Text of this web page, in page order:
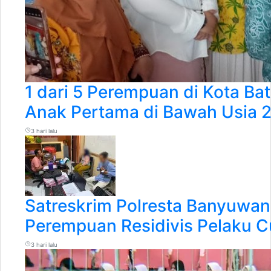
1 dari 5 Perempuan di Kota
Anak Pertama di Bawah Usia
3 hari lalu
Satreskrim Polresta
Perempuan Residivis Pelaku
3 hari lalu